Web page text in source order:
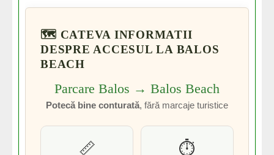
🗺️ CATEVA INFORMATII
DESPRE ACCESUL LA BALOS
BEACH
Parcare Balos → Balos Beach
Potecă bine conturată, fără marcaje turistice
📏 ⏱️